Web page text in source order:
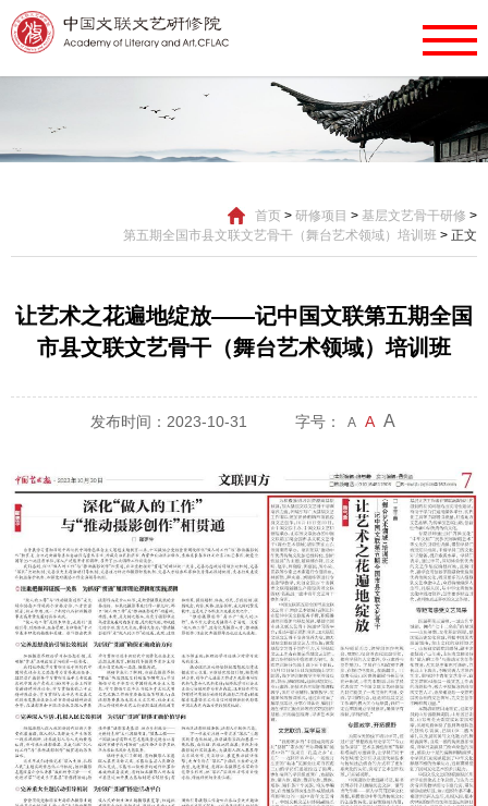
首页 > 研修项目 > 基层文艺骨干研修 >
第五期全国市县文联文艺骨干（舞台艺术领域）培训班 > 正文
让艺术之花遍地绽放——记中国文联第五期全国
市县文联文艺骨干（舞台艺术领域）培训班
发布时间：2023-10-31 字号： A A A